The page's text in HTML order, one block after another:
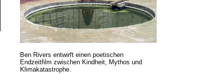
Ben Rivers entwirft einen poetischen
Endzeitfilm zwischen Kindheit, Mythos und
Klimakatastrophe.